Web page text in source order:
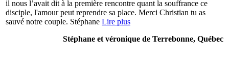
il nous l’avait dit à la première rencontre quant la souffrance ce
disciple, l'amour peut reprendre sa place. Merci Christian tu as
sauvé notre couple. Stéphane Lire plus
Stéphane et véronique de Terrebonne, Québec